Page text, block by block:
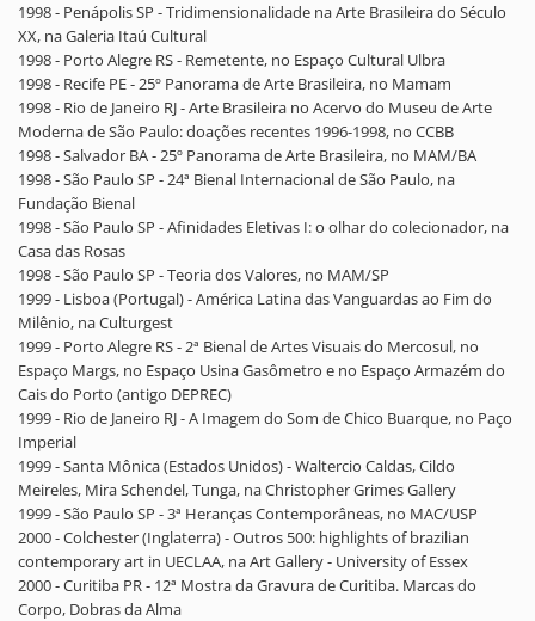
1998 - Penápolis SP - Tridimensionalidade na Arte Brasileira do Século
XX, na Galeria Itaú Cultural
1998 - Porto Alegre RS - Remetente, no Espaço Cultural Ulbra
1998 - Recife PE - 25º Panorama de Arte Brasileira, no Mamam
1998 - Rio de Janeiro RJ - Arte Brasileira no Acervo do Museu de Arte
Moderna de São Paulo: doações recentes 1996-1998, no CCBB
1998 - Salvador BA - 25º Panorama de Arte Brasileira, no MAM/BA
1998 - São Paulo SP - 24ª Bienal Internacional de São Paulo, na
Fundação Bienal
1998 - São Paulo SP - Afinidades Eletivas I: o olhar do colecionador, na
Casa das Rosas
1998 - São Paulo SP - Teoria dos Valores, no MAM/SP
1999 - Lisboa (Portugal) - América Latina das Vanguardas ao Fim do
Milênio, na Culturgest
1999 - Porto Alegre RS - 2ª Bienal de Artes Visuais do Mercosul, no
Espaço Margs, no Espaço Usina Gasômetro e no Espaço Armazém do
Cais do Porto (antigo DEPREC)
1999 - Rio de Janeiro RJ - A Imagem do Som de Chico Buarque, no Paço
Imperial
1999 - Santa Mônica (Estados Unidos) - Waltercio Caldas, Cildo
Meireles, Mira Schendel, Tunga, na Christopher Grimes Gallery
1999 - São Paulo SP - 3ª Heranças Contemporâneas, no MAC/USP
2000 - Colchester (Inglaterra) - Outros 500: highlights of brazilian
contemporary art in UECLAA, na Art Gallery - University of Essex
2000 - Curitiba PR - 12ª Mostra da Gravura de Curitiba. Marcas do
Corpo, Dobras da Alma